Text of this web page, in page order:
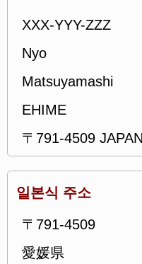
XXX-YYY-ZZZ
Nyo
Matsuyamashi
EHIME
〒791-4509 JAPAN
일본식 주소
〒791-4509
愛媛県